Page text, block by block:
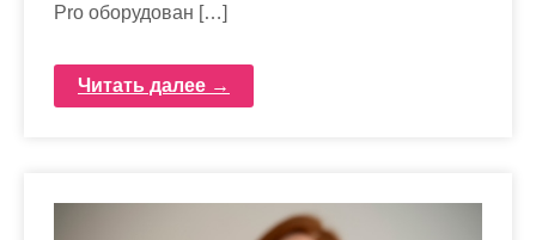
Pro оборудован […]
Читать далее →